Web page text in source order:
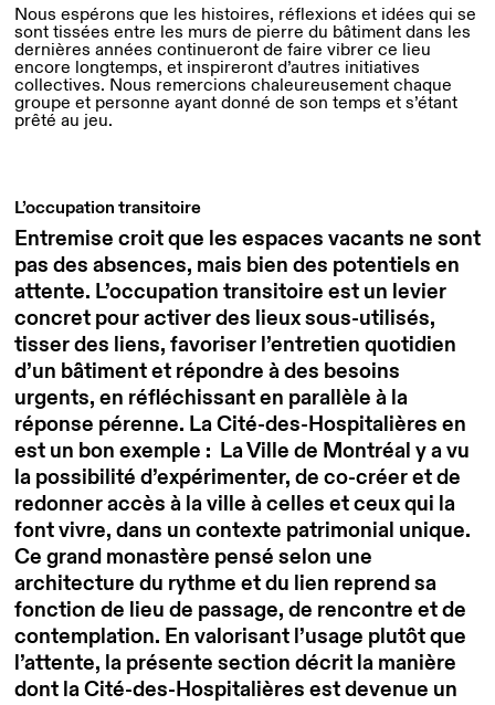
Nous espérons que les histoires, réflexions et idées qui se
sont tissées entre les murs de pierre du bâtiment dans les
dernières années continueront de faire vibrer ce lieu
encore longtemps, et inspireront d’autres initiatives
collectives. Nous remercions chaleureusement chaque
groupe et personne ayant donné de son temps et s’étant
prêté au jeu.
L’occupation transitoire
Entremise croit que les espaces vacants ne sont
pas des absences, mais bien des potentiels en
attente. L’occupation transitoire est un levier
concret pour activer des lieux sous-utilisés,
tisser des liens, favoriser l’entretien quotidien
d’un bâtiment et répondre à des besoins
urgents, en réfléchissant en parallèle à la
réponse pérenne. La Cité-des-Hospitalières en
est un bon exemple : La Ville de Montréal y a vu
la possibilité d’expérimenter, de co-créer et de
redonner accès à la ville à celles et ceux qui la
font vivre, dans un contexte patrimonial unique.
Ce grand monastère pensé selon une
architecture du rythme et du lien reprend sa
fonction de lieu de passage, de rencontre et de
contemplation. En valorisant l’usage plutôt que
l’attente, la présente section décrit la manière
dont la Cité-des-Hospitalières est devenue un